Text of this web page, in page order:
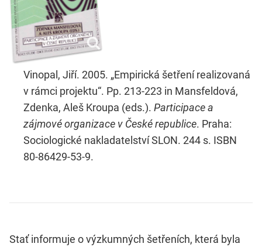
Vinopal, Jiří. 2005. „Empirická šetření realizovaná
v rámci projektu“. Pp. 213-223 in Mansfeldová,
Zdenka, Aleš Kroupa (eds.). Participace a
zájmové organizace v České republice. Praha:
Sociologické nakladatelství SLON. 244 s. ISBN
80-86429-53-9.
Stať informuje o výzkumných šetřeních, která byla